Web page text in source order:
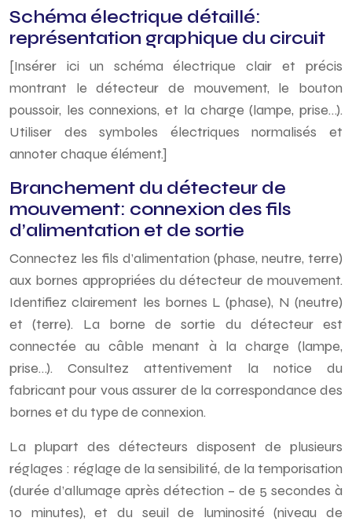
Schéma électrique détaillé:
représentation graphique du circuit
[Insérer ici un schéma électrique clair et précis
montrant le détecteur de mouvement, le bouton
poussoir, les connexions, et la charge (lampe, prise…).
Utiliser des symboles électriques normalisés et
annoter chaque élément.]
Branchement du détecteur de
mouvement: connexion des fils
d’alimentation et de sortie
Connectez les fils d’alimentation (phase, neutre, terre)
aux bornes appropriées du détecteur de mouvement.
Identifiez clairement les bornes L (phase), N (neutre)
et (terre). La borne de sortie du détecteur est
connectée au câble menant à la charge (lampe,
prise…). Consultez attentivement la notice du
fabricant pour vous assurer de la correspondance des
bornes et du type de connexion.
La plupart des détecteurs disposent de plusieurs
réglages : réglage de la sensibilité, de la temporisation
(durée d’allumage après détection – de 5 secondes à
10 minutes), et du seuil de luminosité (niveau de